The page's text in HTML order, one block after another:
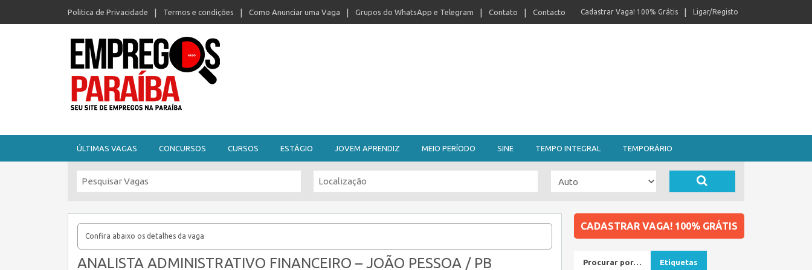
Politica de Privacidade Termos e condições Como Anunciar uma Vaga Grupos do WhatsApp e Telegram Contato Contacto Ligar/Registo
Cadastrar Vaga! 100% Grátis
ÚLTIMAS VAGAS CONCURSOS CURSOS ESTÁGIO JOVEM APRENDIZ MEIO PERÍODO SINE TEMPO INTEGRAL TEMPORÁRIO
Confira abaixo os detalhes da vaga
ANALISTA ADMINISTRATIVO FINANCEIRO – JOÃO PESSOA / PB
CADASTRAR VAGA! 100% GRÁTIS
Procurar por… Etiquetas